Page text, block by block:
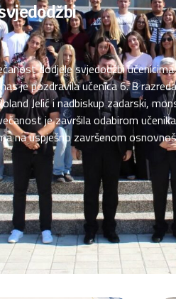
dodjele svjedodžbi
je pozdravila učenica 6. B
Jelić i nadbiskup zadarski,
je završila odabirom
na uspješno završenom
budite svjetlo svijeta!
Mi